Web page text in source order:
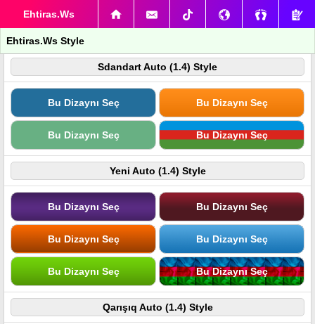
Ehtiras.Ws
Ehtiras.Ws Style
Sdandart Auto (1.4) Style
Bu Dizaynı Seç Bu Dizaynı Seç
Bu Dizaynı Seç Bu Dizaynı Seç
Yeni Auto (1.4) Style
Bu Dizaynı Seç Bu Dizaynı Seç
Bu Dizaynı Seç Bu Dizaynı Seç
Bu Dizaynı Seç Bu Dizaynı Seç
Qarışıq Auto (1.4) Style